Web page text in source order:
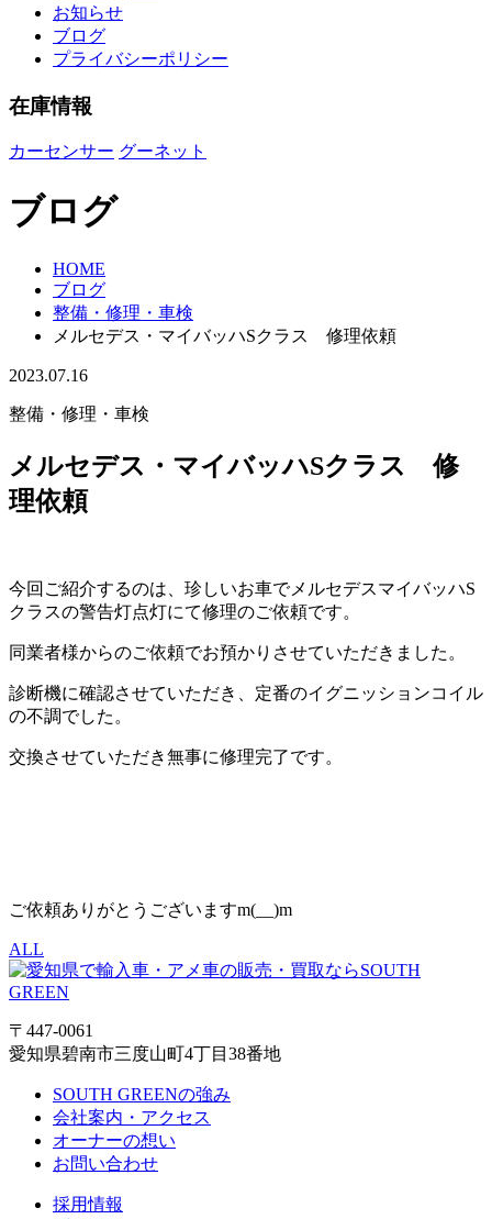
お知らせ
ブログ
プライバシーポリシー
在庫情報
カーセンサー グーネット
ブログ
HOME
ブログ
整備・修理・車検
メルセデス・マイバッハSクラス 修理依頼
2023.07.16
整備・修理・車検
メルセデス・マイバッハSクラス 修
理依頼
今回ご紹介するのは、珍しいお車でメルセデスマイバッハS
クラスの警告灯点灯にて修理のご依頼です。
同業者様からのご依頼でお預かりさせていただきました。
診断機に確認させていただき、定番のイグニッションコイル
の不調でした。
交換させていただき無事に修理完了です。
ご依頼ありがとうございますm(__)m
ALL
〒447-0061
愛知県碧南市三度山町4丁目38番地
SOUTH GREENの強み
会社案内・アクセス
オーナーの想い
お問い合わせ
採用情報